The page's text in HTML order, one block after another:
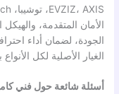
الأمان المتقدمة، والهيكل
الجودة، لضمان أداء
الغيار الأصلية لكل
أسئلة شائعة حول فني